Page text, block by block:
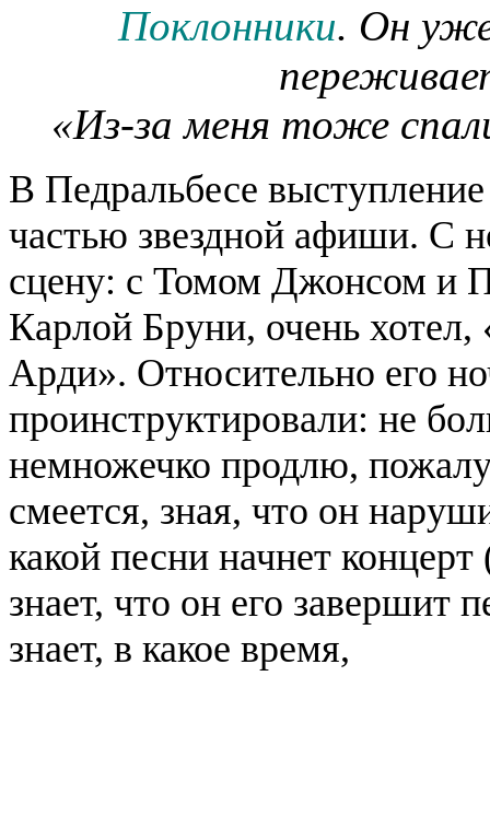
Поклонники. Он
«Из-за меня тоже
В Педральбесе
частью звездной афиши. С
сцену: с Томом Джонсом и
Карлой Бруни, очень хотел,
Арди». Относительно его
проинструктировали: не
немножечко продлю,
смеется, зная, что он
какой песни начнет
знает, что он его завершит
знает, в какое время,